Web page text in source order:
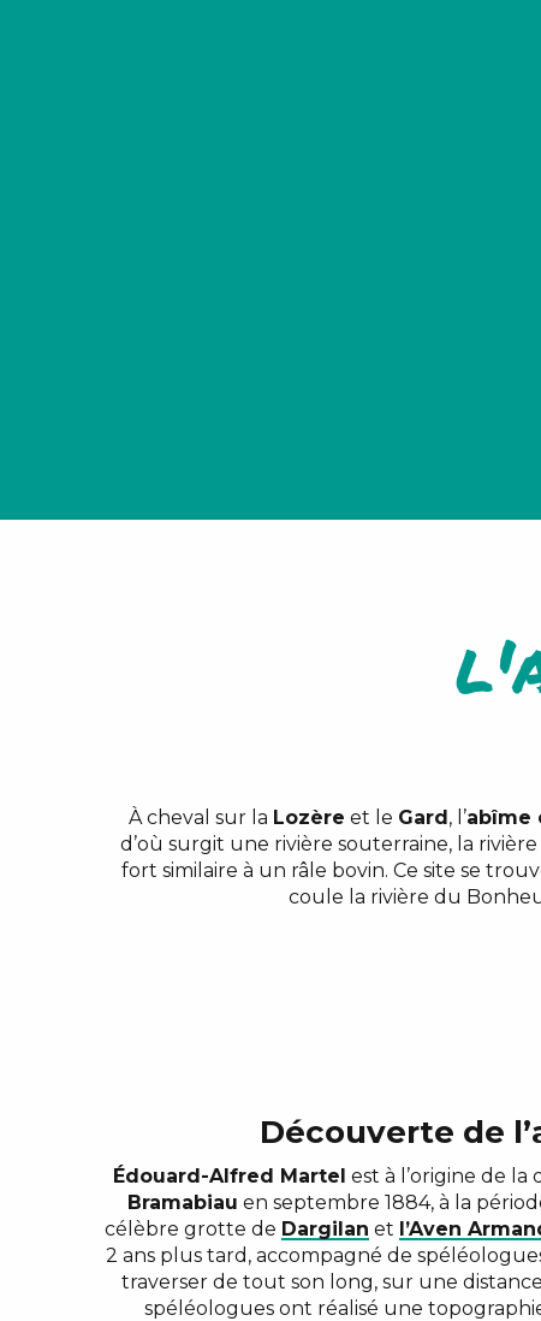
À cheval sur la Lozère et le Gard, l’abîme
d’où surgit une rivière souterraine, la
fort similaire à un râle bovin. Ce site se
coule la rivière du
Découverte de
Édouard-Alfred Martel est à l’origine de
Bramabiau en septembre 1884, à la
célèbre grotte de Dargilan et l’Aven
2 ans plus tard, accompagné de
traverser de tout son long, sur une distance
spéléologues ont réalisé une